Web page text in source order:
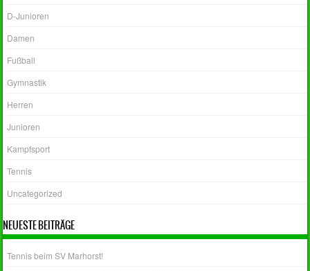
D-Junioren
Damen
Fußball
Gymnastik
Herren
Junioren
Kampfsport
Tennis
Uncategorized
NEUESTE BEITRÄGE
Tennis beim SV Marhorst!